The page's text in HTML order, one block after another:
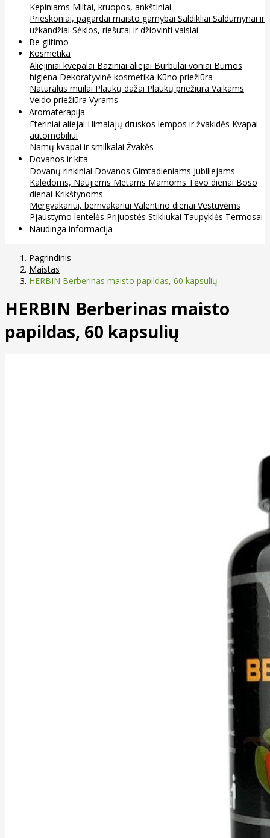
Kepiniams Miltai, kruopos, ankštiniai
Prieskoniai, pagardai maisto gamybai Saldikliai Saldumynai ir
užkandžiai Sėklos, riešutai ir džiovinti vaisiai
Be glitimo
Kosmetika
Aliejiniai kvepalai Baziniai aliejai Burbulai voniai Burnos
higiena Dekoratyvinė kosmetika Kūno priežiūra
Naturalūs muilai Plaukų dažai Plaukų priežiūra Vaikams
Veido priežiūra Vyrams
Aromaterapija
Eteriniai aliejai Himalajų druskos lempos ir žvakidės Kvapai
automobiliui
Namų kvapai ir smilkalai Žvakės
Dovanos ir kita
Dovanų rinkiniai Dovanos Gimtadieniams Jubiliejams
Kalėdoms, Naujiems Metams Mamoms Tėvo dienai Boso
dienai Krikštynoms
Mergvakariui, bernvakariui Valentino dienai Vestuvėms
Pjaustymo lentelės Prijuostės Stikliukai Taupyklės Termosai
Naudinga informacija
Pagrindinis
Maistas
HERBIN Berberinas maisto papildas, 60 kapsulių
HERBIN Berberinas maisto
papildas, 60 kapsulių